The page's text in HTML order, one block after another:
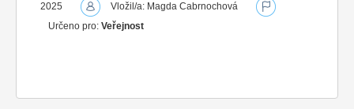
2025
Vložil/a: Magda Cabrnochová
Určeno pro: Veřejnost